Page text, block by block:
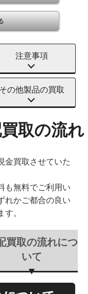
注意事項
その他製品の買取
取の流れ
金買取させていた
も無料でご利用い
れかご都合の良い
。
買取の流れにつ
いて